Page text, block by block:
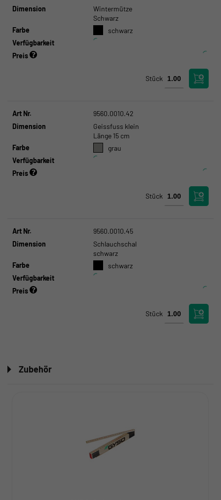
Dimension
Wintermütze
Schwarz
Farbe
schwarz
Verfügbarkeit
Preis
Stück
Art Nr.
9560.0010.42
Dimension
Geissfuss klein
Länge 15 cm
Farbe
grau
Verfügbarkeit
Preis
Stück
Art Nr.
9560.0010.45
Dimension
Schlauchschal
schwarz
Farbe
schwarz
Verfügbarkeit
Preis
Stück
Zubehör